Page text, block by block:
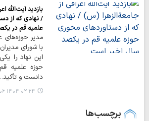
بازدید آیت‌الله
/ نهادی که از
علمیه قم در
مدیر
با شورای
این نهاد را
حوزه علمیه
دانست و
۱۴۰۴-۰۲-۲۴ ۰۹:۰۶
برچسب‌ها